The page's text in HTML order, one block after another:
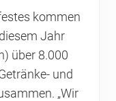
kommen
Jahr
über 8.000
und
„Wir